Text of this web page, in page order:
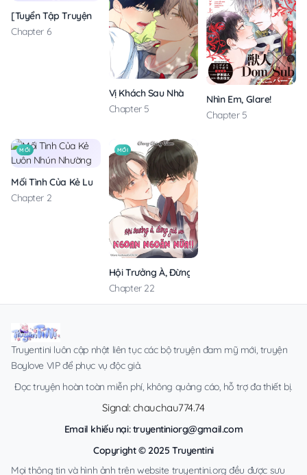
[Tuyển Tập Truyện Ngắn BL: Xâm Chiếm Dâm Đãng] Đào Xới
Chapter 6
Vị Khách Sau Nhà
Chapter 5
Nhìn Em, Glare!
Chapter 5
MỚI
Mối Tình Của Kẻ Luôn Nhún Nhường
Chapter 2
MỚI
Hội Trưởng À, Đừng Giả Vờ Ngoan Ngoãn
Chapter 22
Truyentini luôn cập nhật liên tục các bộ truyện đam mỹ mới, truyện
Boylove VIP để phục vụ độc giả.
Đọc truyện hoàn toàn miễn phí, không quảng cáo, hỗ trợ đa thiết bị.
Signal: chauchau774.74
Email khiếu nại:truyentiniorg@gmail.com
Copyright © 2025 Truyentini
Mọi thông tin và hình ảnh trên website truyentini.org đều được sưu